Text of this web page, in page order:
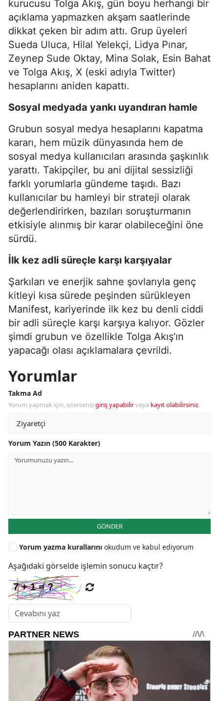
kurucusu Tolga Akış, gün boyu herhangi bir
açıklama yapmazken akşam saatlerinde
dikkat çeken bir adım attı. Grup üyeleri
Sueda Uluca, Hilal Yelekçi, Lidya Pınar,
Zeynep Sude Oktay, Mina Solak, Esin Bahat
ve Tolga Akış, X (eski adıyla Twitter)
hesaplarını aniden kapattı.
Sosyal medyada yankı uyandıran hamle
Grubun sosyal medya hesaplarını kapatma
kararı, hem müzik dünyasında hem de
sosyal medya kullanıcıları arasında şaşkınlık
yarattı. Takipçiler, bu ani dijital sessizliği
farklı yorumlarla gündeme taşıdı. Bazı
kullanıcılar bu hamleyi bir strateji olarak
değerlendirirken, bazıları soruşturmanın
etkisiyle alınmış bir karar olabileceğini öne
sürdü.
İlk kez adli süreçle karşı karşıyalar
Şarkıları ve enerjik sahne şovlarıyla genç
kitleyi kısa sürede peşinden sürükleyen
Manifest, kariyerinde ilk kez bu denli ciddi
bir adli süreçle karşı karşıya kalıyor. Gözler
şimdi grubun ve özellikle Tolga Akış’ın
yapacağı olası açıklamalara çevrildi.
Yorumlar
Takma Ad
Yorum yapmak için, istersenizgiriş yapabilirveya kayıt olabilirsiniz.
Yorum Yazın (500 Karakter)
GÖNDER
Yorum yazma kurallarını okudum ve kabul ediyorum
Aşağıdaki görselde işlemin sonucu kaçtır?